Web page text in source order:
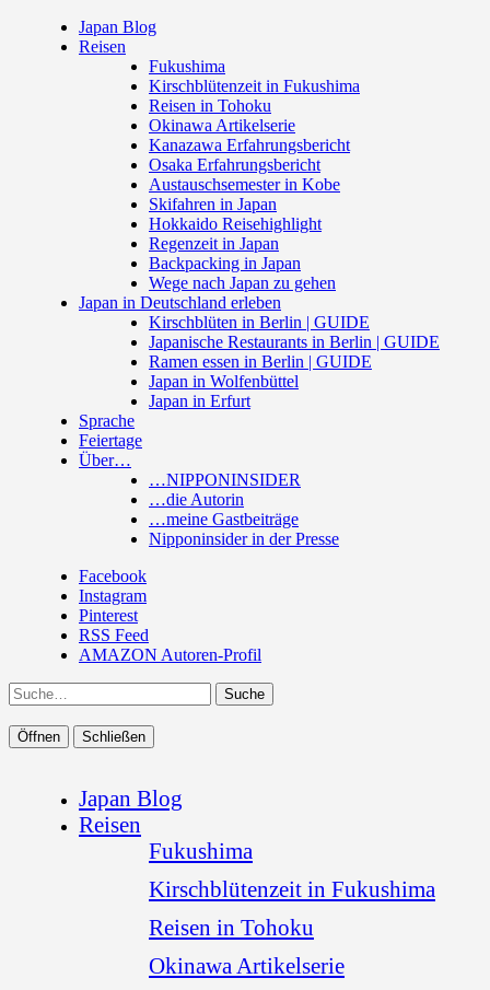
Japan Blog
Reisen
Fukushima
Kirschblütenzeit in Fukushima
Reisen in Tohoku
Okinawa Artikelserie
Kanazawa Erfahrungsbericht
Osaka Erfahrungsbericht
Austauschsemester in Kobe
Skifahren in Japan
Hokkaido Reisehighlight
Regenzeit in Japan
Backpacking in Japan
Wege nach Japan zu gehen
Japan in Deutschland erleben
Kirschblüten in Berlin | GUIDE
Japanische Restaurants in Berlin | GUIDE
Ramen essen in Berlin | GUIDE
Japan in Wolfenbüttel
Japan in Erfurt
Sprache
Feiertage
Über…
…NIPPONINSIDER
…die Autorin
…meine Gastbeiträge
Nipponinsider in der Presse
Facebook
Instagram
Pinterest
RSS Feed
AMAZON Autoren-Profil
Suche
Öffnen Schließen
Japan Blog
Reisen
Fukushima
Kirschblütenzeit in Fukushima
Reisen in Tohoku
Okinawa Artikelserie